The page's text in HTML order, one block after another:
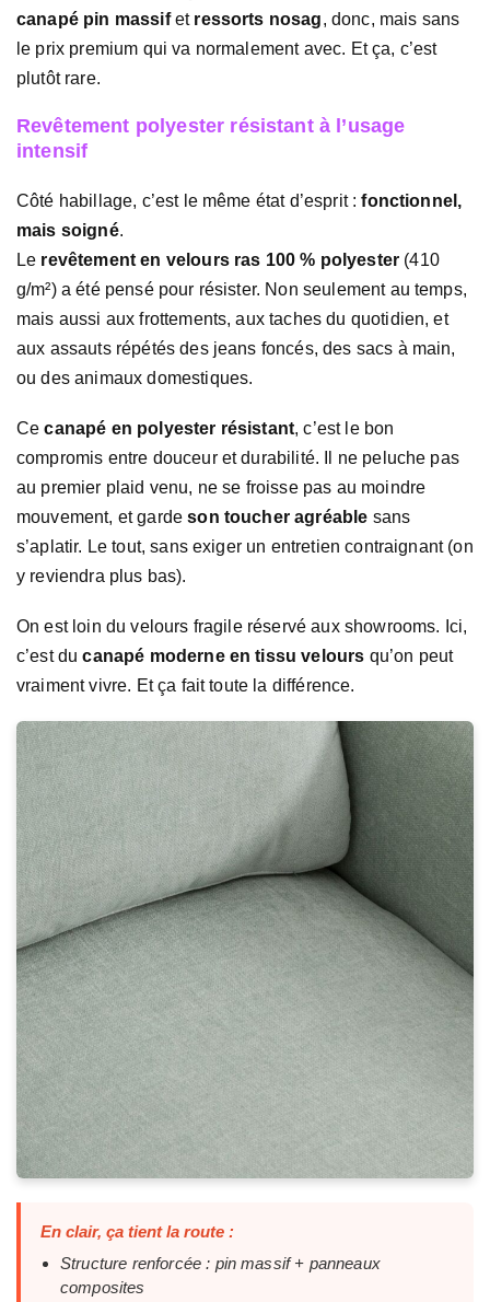
canapé pin massifet ressorts nosag, donc, mais sans
le prix premium qui va normalement avec. Et ça, c’est
plutôt rare.
Revêtement polyester résistant à l’usage
intensif
Côté habillage, c’est le même état d’esprit :fonctionnel,
mais soigné.
Le revêtement en velours ras 100 % polyester (410
g/m²) a été pensé pour résister. Non seulement au temps,
mais aussi aux frottements, aux taches du quotidien, et
aux assauts répétés des jeans foncés, des sacs à main,
ou des animaux domestiques.
Cecanapé en polyester résistant, c’est le bon
compromis entre douceur et durabilité. Il ne peluche pas
au premier plaid venu, ne se froisse pas au moindre
mouvement, et gardeson toucher agréable sans
s’aplatir. Le tout, sans exiger un entretien contraignant (on
y reviendra plus bas).
On est loin du velours fragile réservé aux showrooms. Ici,
c’est ducanapé moderne en tissu velours qu’on peut
vraiment vivre. Et ça fait toute la différence.
En clair, ça tient la route :
Structure renforcée : pin massif + panneaux
composites